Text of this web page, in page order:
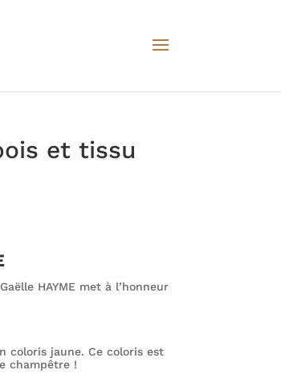
et tissu
HAYME met à l’honneur
coloris jaune. Ce coloris est
champêtre !